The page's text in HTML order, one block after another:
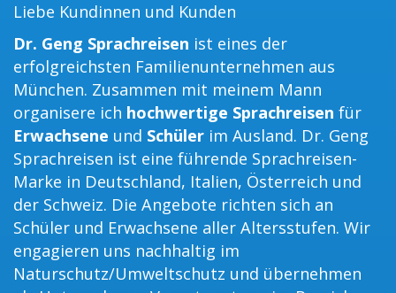
Liebe Kundinnen und Kunden
Dr. Geng Sprachreisen ist eines der
erfolgreichsten Familienunternehmen aus
München. Zusammen mit meinem Mann
organisere ich hochwertige Sprachreisen für
Erwachsene und Schüler im Ausland. Dr. Geng
Sprachreisen ist eine führende Sprachreisen-
Marke in Deutschland, Italien, Österreich und
der Schweiz. Die Angebote richten sich an
Schüler und Erwachsene aller Altersstufen. Wir
engagieren uns nachhaltig im
Naturschutz/Umweltschutz und übernehmen